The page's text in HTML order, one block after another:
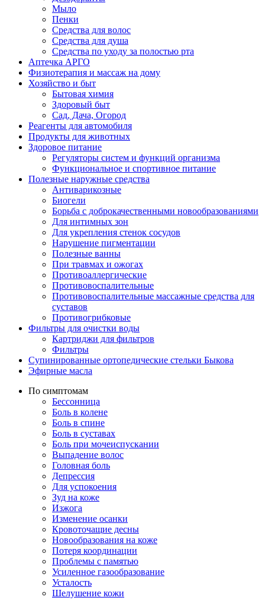
Мыло
Пенки
Средства для волос
Средства для душа
Средства по уходу за полостью рта
Аптечка АРГО
Физиотерапия и массаж на дому
Хозяйство и быт
Бытовая химия
Здоровый быт
Сад, Дача, Огород
Реагенты для автомобиля
Продукты для животных
Здоровое питание
Регуляторы систем и функций организма
Функциональное и спортивное питание
Полезные наружные средства
Антиварикозные
Биогели
Борьба с доброкачественными новообразованиями
Для интимных зон
Для укрепления стенок сосудов
Нарушение пигментации
Полезные ванны
При травмах и ожогах
Противоаллергические
Противовоспалительные
Противовоспалительные массажные средства для
суставов
Противогрибковые
Фильтры для очистки воды
Картриджи для фильтров
Фильтры
Супинированные ортопедические стельки Быкова
Эфирные масла
По симптомам
Бессонница
Боль в колене
Боль в спине
Боль в суставах
Боль при мочеиспускании
Выпадение волос
Головная боль
Депрессия
Для успокоения
Зуд на коже
Изжога
Изменение осанки
Кровоточащие десны
Новообразования на коже
Потеря координации
Проблемы с памятью
Усиленное газообразование
Усталость
Шелушение кожи